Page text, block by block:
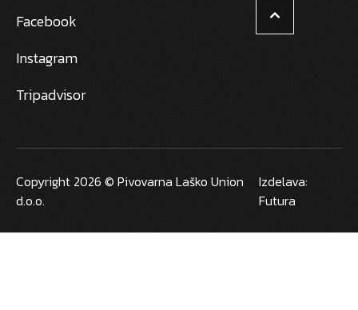
Facebook
Instagram
Tripadvisor
Copyright 2026 © Pivovarna Laško Union
d.o.o.
Izdelava:
Futura